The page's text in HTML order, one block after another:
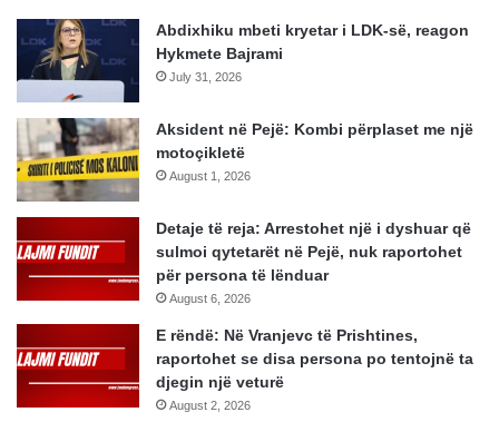
Abdixhiku mbeti kryetar i LDK-së, reagon
Hykmete Bajrami
July 31, 2026
Aksident në Pejë: Kombi përplaset me një
motoçikletë
August 1, 2026
Detaje të reja: Arrestohet një i dyshuar që
sulmoi qytetarët në Pejë, nuk raportohet
për persona të lënduar
August 6, 2026
E rëndë: Në Vranjevc të Prishtines,
raportohet se disa persona po tentojnë ta
djegin një veturë
August 2, 2026